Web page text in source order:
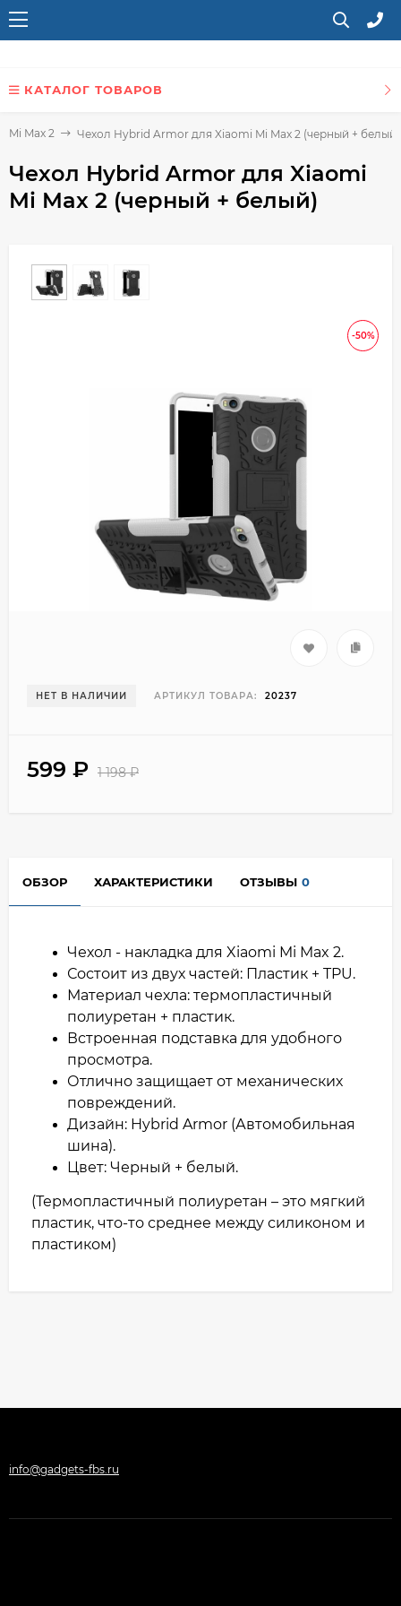
КАТАЛОГ ТОВАРОВ
Mi Max 2 Чехол Hybrid Armor для Xiaomi Mi Max 2 (черный + белый)
Чехол Hybrid Armor для Xiaomi
Mi Max 2 (черный + белый)
-50%
НЕТ В НАЛИЧИИ АРТИКУЛ ТОВАРА: 20237
599 ₽ 1 198₽
ОБЗОР ХАРАКТЕРИСТИКИ ОТЗЫВЫ 0
Чехол - накладка для Xiaomi Mi Max 2.
Состоит из двух частей: Пластик + TPU.
Материал чехла: термопластичный
полиуретан + пластик.
Встроенная подставка для удобного
просмотра.
Отлично защищает от механических
повреждений.
Дизайн: Hybrid Armor (Автомобильная
шина).
Цвет: Черный + белый.
(Термопластичный полиуретан – это мягкий
пластик, что-то среднее между силиконом и
пластиком)
info@gadgets-fbs.ru